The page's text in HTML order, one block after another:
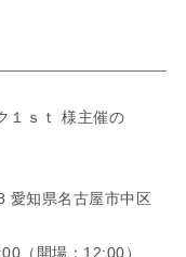
１ｓｔ 様主催の
愛知県名古屋市中区
（開場：12:00）